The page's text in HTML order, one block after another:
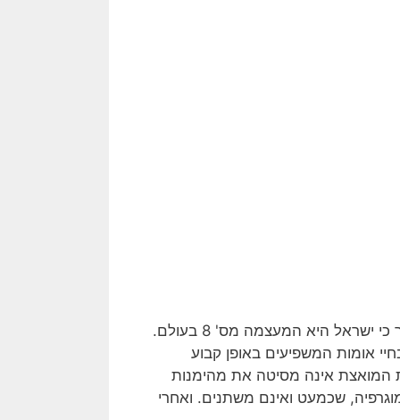
ב- 12 בפברואר 2020 התראיין בנימין נתניהו לגלי צה"ל, והצהיר כי ישראל היא המעצמה מס' 8 בעולם.
אומות המשפיעים באופן קבוע
המואצת אינה מסיטה את מהימנות
שכמעט ואינם משתנים. ואחרי